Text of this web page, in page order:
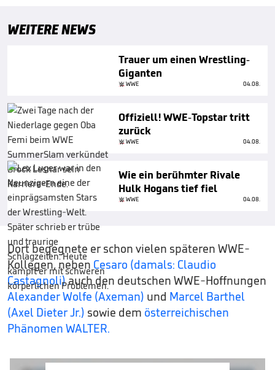
WEITERE NEWS
Trauer um einen Wrestling-
Giganten
WWE 04.08.
Offiziell! WWE-Topstar tritt
zurück
WWE 04.08.
Wie ein berühmter Rivale
Hulk Hogans tief fiel
WWE 04.08.
Dort begegnete er schon vielen späteren WWE-
Kollegen, neben Cesaro (damals: Claudio
Castagnoli)auch den deutschen WWE-Hoffnungen
Alexander Wolfe (Axeman) und Marcel Barthel
(Axel Dieter Jr.) sowie dem österreichischen
Phänomen WALTER.